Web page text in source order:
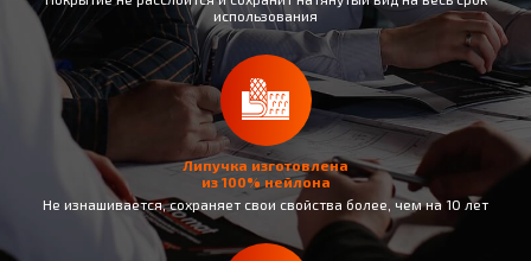
использования
Липучка изготовлена
из 100% нейлона
Не изнашивается, сохраняет свои свойства более, чем на 10 лет